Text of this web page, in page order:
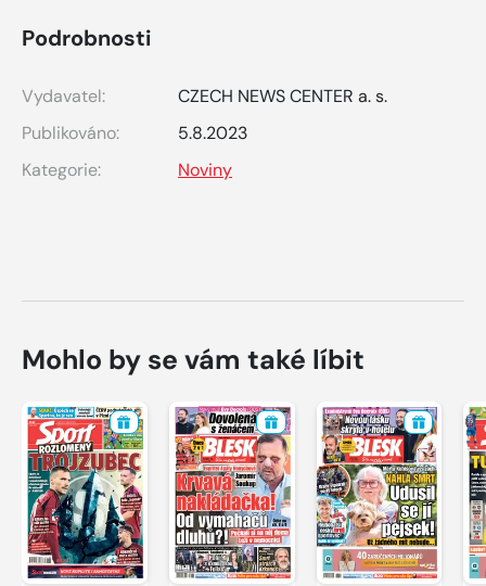
Podrobnosti
Vydavatel:
CZECH NEWS CENTER a. s.
Publikováno:
5.8.2023
Kategorie:
Noviny
Mohlo by se vám také líbit